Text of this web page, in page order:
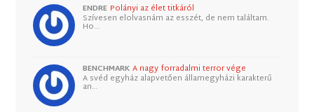
ENDRE Polányi az élet titkáról
Szívesen elolvasnám az esszét, de nem találtam.
Ho…
BENCHMARK A nagy forradalmi terror vége
A svéd egyház alapvetően államegyházi karakterű
an…